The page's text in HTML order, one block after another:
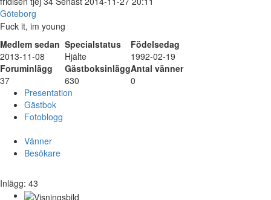
Göteborg
Fuck it, im young
Medlem sedan Specialstatus
Födelsedag
2013-11-08
Hjälte
1992-02-19
Foruminlägg
GästboksinläggAntal vänner
37
630
0
Presentation
Gästbok
Fotoblogg
Vänner
Besökare
Inlägg: 43